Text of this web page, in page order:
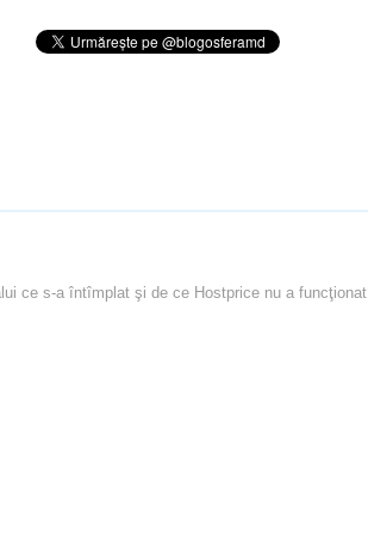
ce s-a întîmplat şi de ce Hostprice nu a funcţionat